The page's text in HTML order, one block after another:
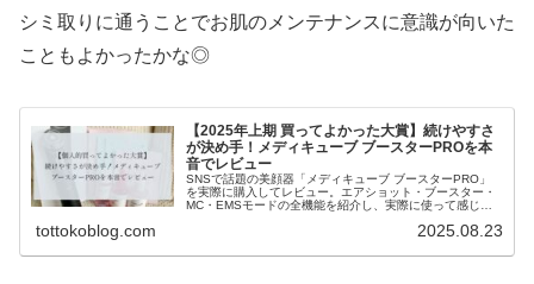
シミ取りに通うことでお肌のメンテナンスに意識が向いた
こともよかったかな◎
【2025年上期 買ってよかった大賞】続けやすさ
が決め手！メディキューブ ブースターPROを本
音でレビュー
SNSで話題の美顔器「メディキューブ ブースターPRO」
を実際に購入してレビュー。エアショット・ブースター・
MC・EMSモードの全機能を紹介し、実際に使って感じた
tottokoblog.com 2025.08.23